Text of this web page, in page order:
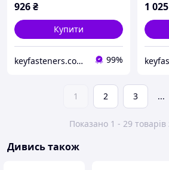
926₴
Купити
keyfasteners.com.ua 99%
1 025
1 2 3 ...
Показано 1 - 29 товарів
Дивись також